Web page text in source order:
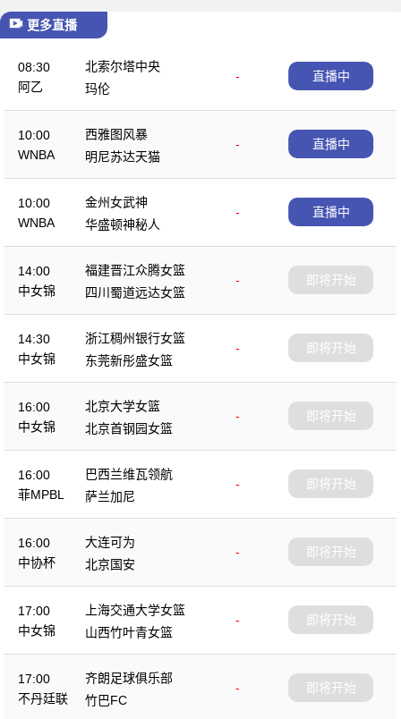
更多直播
08:30
阿乙
北索尔塔中央
-
玛伦
直播中
10:00
WNBA
西雅图风暴
-
明尼苏达天猫
直播中
10:00
WNBA
金州女武神
-
华盛顿神秘人
直播中
14:00
中女锦
福建晋江众腾女篮
-
四川蜀道远达女篮
即将开始
14:30
中女锦
浙江稠州银行女篮
-
东莞新彤盛女篮
即将开始
16:00
中女锦
北京大学女篮
-
北京首钢园女篮
即将开始
16:00
菲MPBL
巴西兰维瓦领航
-
萨兰加尼
即将开始
16:00
中协杯
大连可为
-
北京国安
即将开始
17:00
中女锦
上海交通大学女篮
-
山西竹叶青女篮
即将开始
17:00
不丹廷联
齐朗足球俱乐部
-
竹巴FC
即将开始